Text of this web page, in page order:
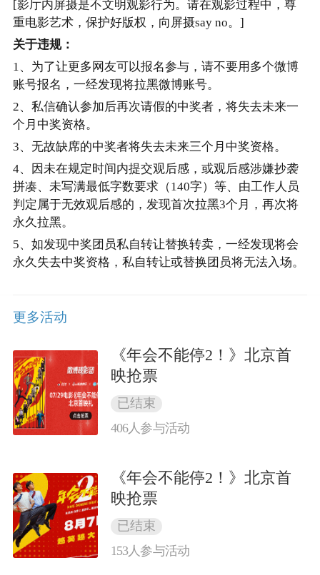
[影厅内屏摄是不文明观影行为。请在观影过程中，尊
重电影艺术，保护好版权，向屏摄say no。]
关于违规：
1、为了让更多网友可以报名参与，请不要用多个微博
账号报名，一经发现将拉黑微博账号。
2、私信确认参加后再次请假的中奖者，将失去未来一
个月中奖资格。
3、无故缺席的中奖者将失去未来三个月中奖资格。
4、因未在规定时间内提交观后感，或观后感涉嫌抄袭
拼凑、未写满最低字数要求（140字）等、由工作人员
判定属于无效观后感的，发现首次拉黑3个月，再次将
永久拉黑。
5、如发现中奖团员私自转让替换转卖，一经发现将会
永久失去中奖资格，私自转让或替换团员将无法入场。
更多活动
《年会不能停2！》北京首
映抢票
已结束
406人参与活动
《年会不能停2！》北京首
映抢票
已结束
153人参与活动